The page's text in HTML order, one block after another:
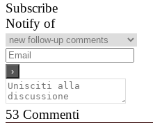
Subscribe
Notify of
53 Commenti